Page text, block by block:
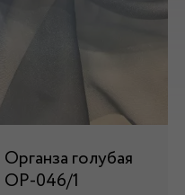
Органза голубая
ОР-046/1